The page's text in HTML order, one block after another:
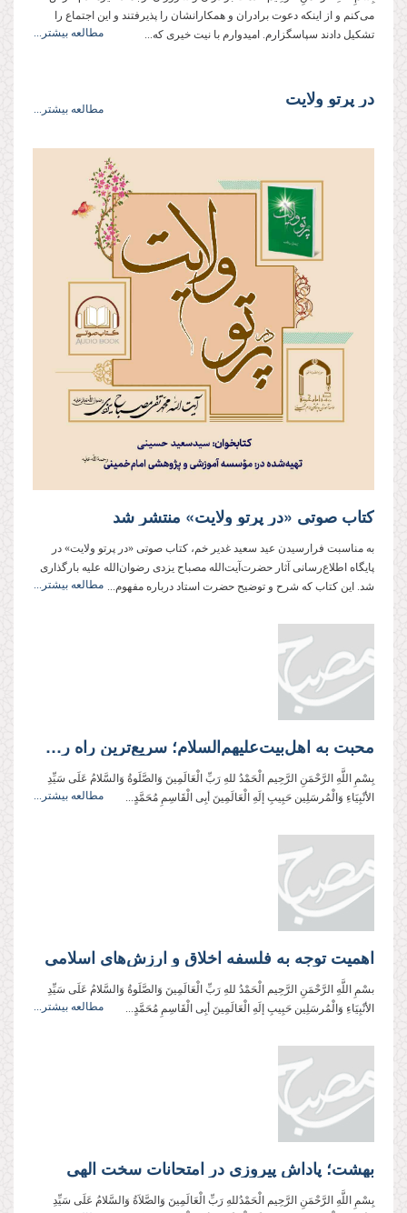
مى‌‌كنم و از اينكه دعوت برادران و همكارانشان را پذيرفتند و اين اجتماع را
تشكيل دادند سپاسگزارم. اميدوارم با نيت خيرى كه...
مطالعه بیشتر...
در پرتو ولایت مطالعه بیشتر...
کتاب صوتی «در پرتو ولایت» منتشر شد
به مناسبت فرارسیدن عید سعید غدیر خم، کتاب صوتی «در پرتو ولایت» در
پایگاه اطلاع‌رسانی آثار حضرت‌آیت‌الله مصباح یزدی رضوان‌الله علیه بارگذاری
شد. این کتاب که شرح و توضیح حضرت استاد درباره مفهوم... مطالعه بیشتر...
محبت به اهل‌بیت‌علیهم‌السلام؛ سریع‌ترین راه رسیدن به سعادت ابدی!
بِسْمِ اللَّهِ الرَّحْمَنِ الرَّحِیم الْحَمْدُ للهِ رَبِّ الْعَالَمِینَ وَالصَّلَوةُ وَالسَّلامُ عَلَی سَیِّدِ
الأنْبِیَاءِ وَالْمُرسَلِین حَبِیبِ إلَهِ الْعَالَمِینَ أبِی الْقَاسِمِ مُحَمَّدٍ...
مطالعه بیشتر...
اهمیت توجه به فلسفه اخلاق و ارزش‌های اسلامی
بسْمِ اللَّهِ الرَّحْمَنِ الرَّحِیم الْحَمْدُ للهِ رَبِّ الْعَالَمِینَ وَالصَّلَوةُ وَالسَّلامُ عَلَی سَیِّدِ
الأنْبِیَاءِ وَالْمُرسَلِین حَبِیبِ إلَهِ الْعَالَمِینَ أبِی الْقَاسِمِ مُحَمَّدٍ...
مطالعه بیشتر...
بهشت؛ پاداش پیروزی در امتحانات سخت الهی
بِسْمِ اللَّهِ الرَّحْمَنِ الرَّحِیم الْحَمْدُللهِ رَبِّ الْعَالَمِینَ وَالصَّلاَةُ وَالسَّلامُ عَلَی سَیِّدِ